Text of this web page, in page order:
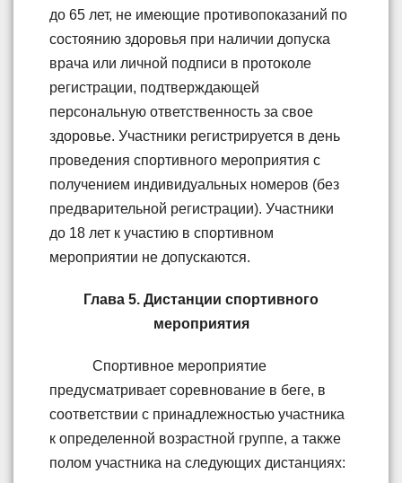
до 65 лет, не имеющие противопоказаний по
состоянию здоровья при наличии допуска
врача или личной подписи в протоколе
регистрации, подтверждающей
персональную ответственность за свое
здоровье. Участники регистрируется в день
проведения спортивного мероприятия с
получением индивидуальных номеров (без
предварительной регистрации). Участники
до 18 лет к участию в спортивном
мероприятии не допускаются.
Глава 5. Дистанции спортивного
мероприятия
Спортивное мероприятие
предусматривает соревнование в беге, в
соответствии с принадлежностью участника
к определенной возрастной группе, а также
полом участника на следующих дистанциях: